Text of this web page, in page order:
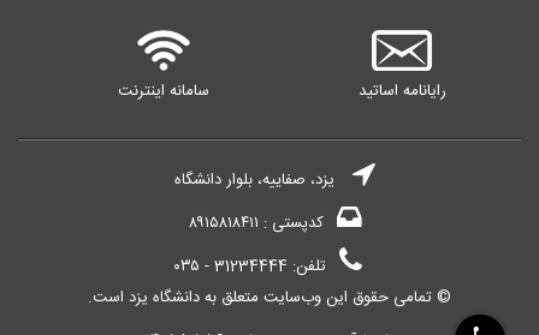
رایانامه اساتید سامانه اینترنت
یزد، صفاییه، بلوار دانشگاه
کدپستی : ۸۹۱۵۸۱۸۴۱۱
تلفن: 31234444 - ۰۳۵
© تمامی حقوق این وب‌سایت متعلق به دانشگاه یزد است.